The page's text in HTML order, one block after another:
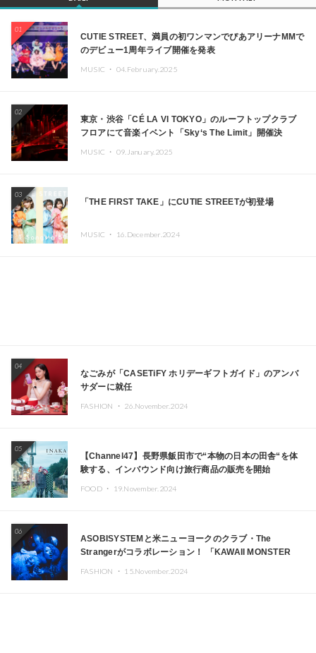
01
CUTIE STREET、満員の初ワンマンでぴあアリーナMMで
のデビュー1周年ライブ開催を発表
MUSIC ・ 04.February.2025
02
東京・渋谷「CÉ LA VI TOKYO」のルーフトップクラブ
フロアにて音楽イベント「Sky‘s The Limit」開催決
MUSIC ・ 09.January.2025
03
「THE FIRST TAKE」にCUTIE STREETが初登場
MUSIC ・ 16.December.2024
04
なごみが「CASETiFY ホリデーギフトガイド」のアンバ
サダーに就任
FASHION ・ 26.November.2024
05
【Channel47】長野県飯田市で“本物の日本の田舎“を体
験する、インバウンド向け旅行商品の販売を開始
FOOD ・ 19.November.2024
06
ASOBISYSTEMと米ニューヨークのクラブ・The
Strangerがコラボレーション！ 「KAWAII MONSTER
FASHION ・ 15.November.2024